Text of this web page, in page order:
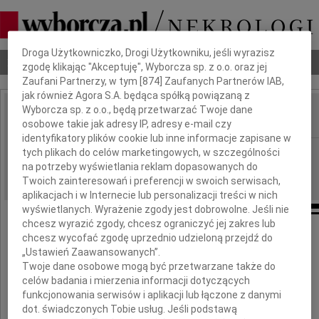
Nekrologi Odeszli Poradnik pogrzebowy
IMIĘ I NAZWISKO:
REGION: Poznań
DATA EMISJI: 21.09.2010
Panu
Filipowi Białemu
wyrazy głębokiego współczucia
z powodu śmierci
Dbamy o Twoją prywatność
Droga Użytkowniczko, Drogi Użytkowniku, jeśli wyrazisz
zgodę klikając "Akceptuję", Wyborcza sp. z o.o. oraz jej
Zaufani Partnerzy, w tym [874 ] Zaufanych Partnerów IAB,
jak również Agora S.A. będąca spółką powiązaną z
Wyborcza sp. z o.o., będą przetwarzać Twoje dane
osobowe takie jak adresy IP, adresy e-mail czy
identyfikatory plików cookie lub inne informacje zapisane w
tych plikach do celów marketingowych, w szczególności
na potrzeby wyświetlania reklam dopasowanych do
Twoich zainteresowań i preferencji w swoich serwisach,
aplikacjach i w Internecie lub personalizacji treści w nich
wyświetlanych. Wyrażenie zgody jest dobrowolne. Jeśli nie
chcesz wyrazić zgody, chcesz ograniczyć jej zakres lub
chcesz wycofać zgodę uprzednio udzieloną przejdź do
„Ustawień Zaawansowanych”.
Twoje dane osobowe mogą być przetwarzane także do
celów badania i mierzenia informacji dotyczących
funkcjonowania serwisów i aplikacji lub łączone z danymi
dot. świadczonych Tobie usług. Jeśli podstawą